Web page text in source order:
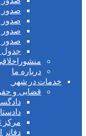
صدور پایان کار
صدور مجوز
صدور مجوز
صدور مجوز تمدید
جدول سطح
منشوراخلاقی کارکنان
در شهر
قضایی و حقوقی
دادگستری
مرکز ثبت احوال
دفاتر ازدواج و